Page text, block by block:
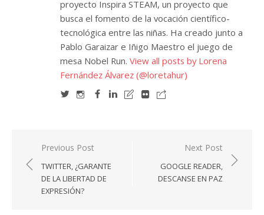
proyecto Inspira STEAM, un proyecto que
busca el fomento de la vocación científico-
tecnológica entre las niñas. Ha creado junto a
Pablo Garaizar e Iñigo Maestro el juego de
mesa Nobel Run. View all posts by Lorena
Fernández Álvarez (@loretahur)
Navegación
de
entradas
Previous Post
TWITTER, ¿GARANTE
DE LA LIBERTAD DE
EXPRESIÓN?
Next Post
GOOGLE READER,
DESCANSE EN PAZ